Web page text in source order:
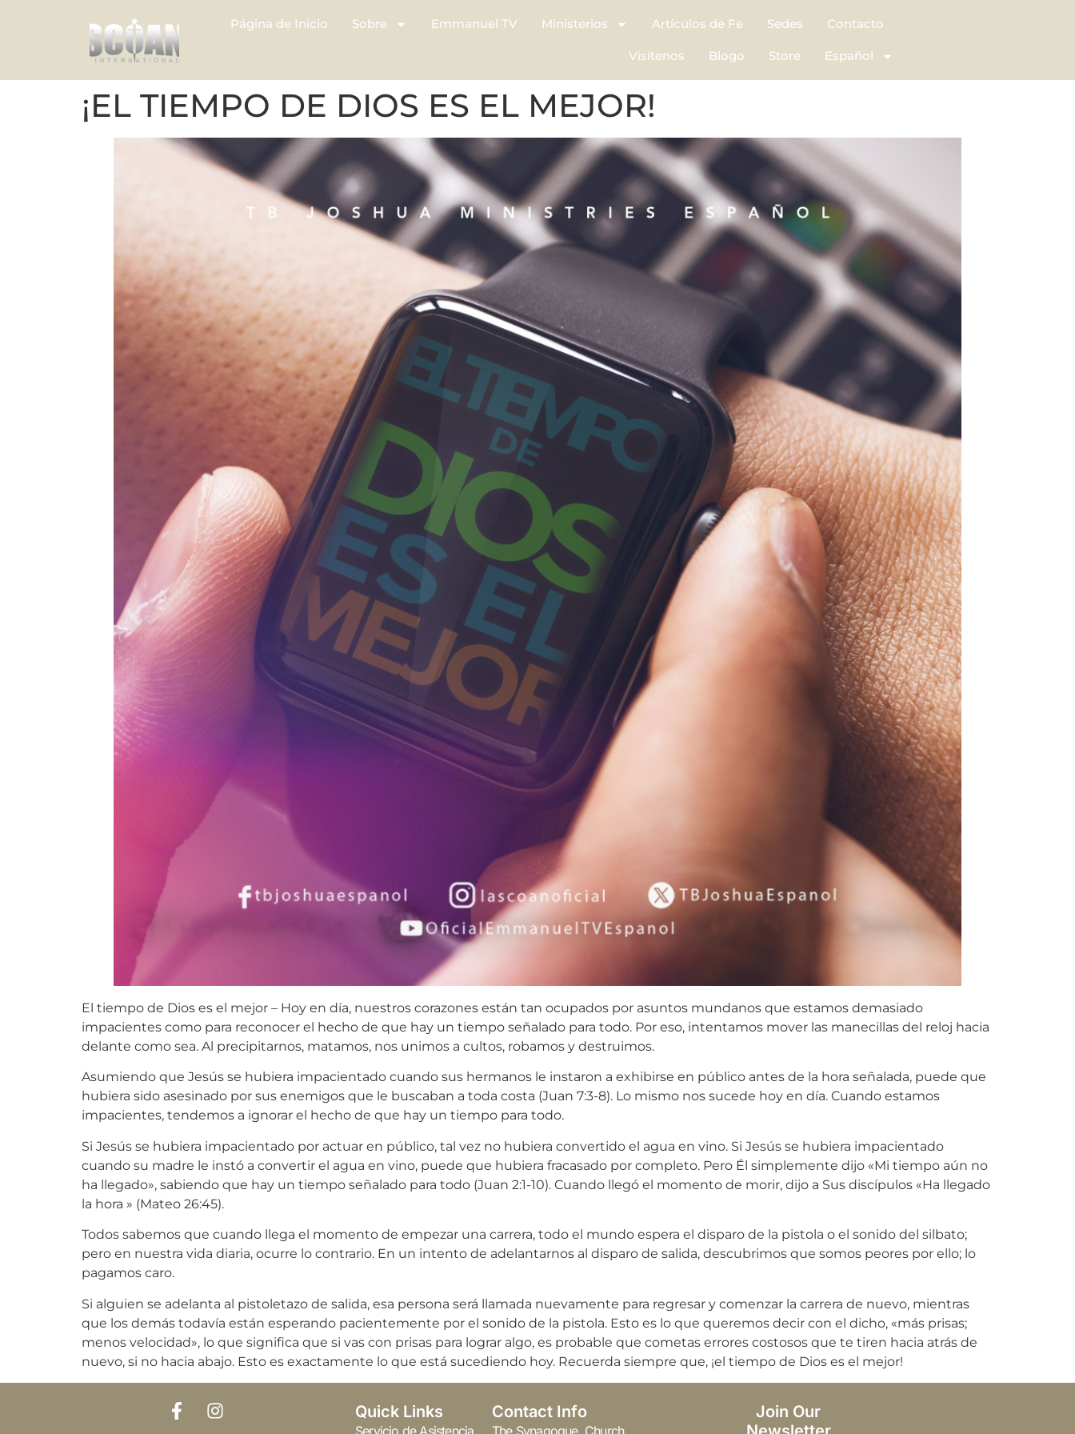
Página de Inicio Sobre Emmanuel TV Ministerios Artículos de Fe Sedes Contacto
Visítenos Blogo Store Español
¡EL TIEMPO DE DIOS ES EL MEJOR!
El tiempo de Dios es el mejor – Hoy en día, nuestros corazones están tan ocupados por asuntos mundanos que estamos demasiado
impacientes como para reconocer el hecho de que hay un tiempo señalado para todo. Por eso, intentamos mover las manecillas del reloj hacia
delante como sea. Al precipitarnos, matamos, nos unimos a cultos, robamos y destruimos.
Asumiendo que Jesús se hubiera impacientado cuando sus hermanos le instaron a exhibirse en público antes de la hora señalada, puede que
hubiera sido asesinado por sus enemigos que le buscaban a toda costa (Juan 7:3-8). Lo mismo nos sucede hoy en día. Cuando estamos
impacientes, tendemos a ignorar el hecho de que hay un tiempo para todo.
Si Jesús se hubiera impacientado por actuar en público, tal vez no hubiera convertido el agua en vino. Si Jesús se hubiera impacientado
cuando su madre le instó a convertir el agua en vino, puede que hubiera fracasado por completo. Pero Él simplemente dijo «Mi tiempo aún no
ha llegado», sabiendo que hay un tiempo señalado para todo (Juan 2:1-10). Cuando llegó el momento de morir, dijo a Sus discípulos «Ha llegado
la hora » (Mateo 26:45).
Todos sabemos que cuando llega el momento de empezar una carrera, todo el mundo espera el disparo de la pistola o el sonido del silbato;
pero en nuestra vida diaria, ocurre lo contrario. En un intento de adelantarnos al disparo de salida, descubrimos que somos peores por ello; lo
pagamos caro.
Si alguien se adelanta al pistoletazo de salida, esa persona será llamada nuevamente para regresar y comenzar la carrera de nuevo, mientras
que los demás todavía están esperando pacientemente por el sonido de la pistola. Esto es lo que queremos decir con el dicho, «más prisas;
menos velocidad», lo que significa que si vas con prisas para lograr algo, es probable que cometas errores costosos que te tiren hacia atrás de
nuevo, si no hacia abajo. Esto es exactamente lo que está sucediendo hoy. Recuerda siempre que, ¡el tiempo de Dios es el mejor!
Quick Links Contact Info
Join Our